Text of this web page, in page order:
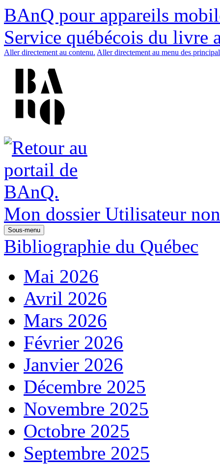
BAnQ pour appareils
Service québécois du livre
Aller directement au contenu. Aller directement au menu des
Mon dossier Utilisateur
Sous-menu
Bibliographie du Québec
Mai 2026
Avril 2026
Mars 2026
Février 2026
Janvier 2026
Décembre 2025
Novembre 2025
Octobre 2025
Septembre 2025